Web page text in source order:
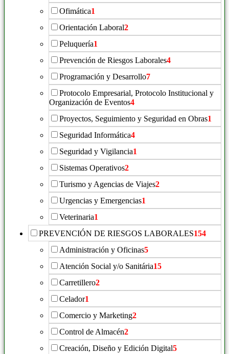
Ofimática1
Orientación Laboral2
Peluquería1
Prevención de Riesgos Laborales4
Programación y Desarrollo7
Protocolo Empresarial, Protocolo Institucional y
Organización de Eventos4
Proyectos, Seguimiento y Seguridad en Obras1
Seguridad Informática4
Seguridad y Vigilancia1
Sistemas Operativos2
Turismo y Agencias de Viajes2
Urgencias y Emergencias1
Veterinaria1
PREVENCIÓN DE RIESGOS LABORALES154
Administración y Oficinas5
Atención Social y/o Sanitária15
Carretillero2
Celador1
Comercio y Marketing2
Control de Almacén2
Creación, Diseño y Edición Digital5